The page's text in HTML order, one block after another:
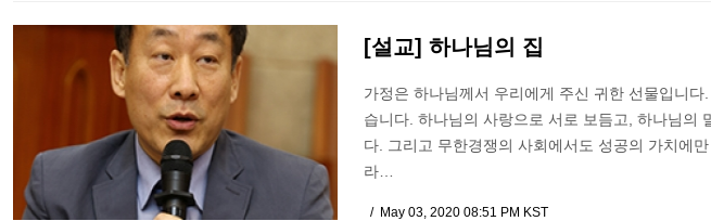
[설교] 하나님의 집
가정은 하나님께서 우리에게 주신 귀한 선물입니
습니다. 하나님의 사랑으로 서로 보듬고, 하나님의
다. 그리고 무한경쟁의 사회에서도 성공의 가치에
라…
May 03, 2020 08:51 PM KST